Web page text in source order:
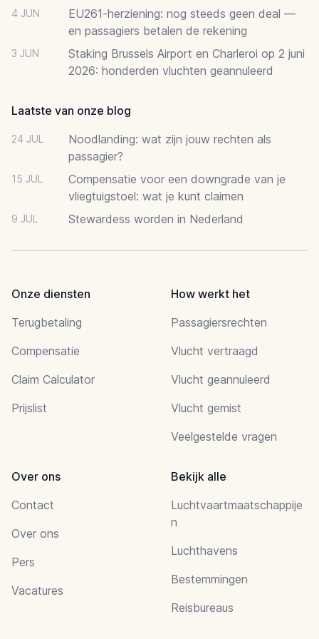
4 JUN
EU261-herziening: nog steeds geen deal —
en passagiers betalen de rekening
3 JUN
Staking Brussels Airport en Charleroi op 2 juni
2026: honderden vluchten geannuleerd
Laatste van onze blog
24 JUL
Noodlanding: wat zijn jouw rechten als
passagier?
15 JUL
Compensatie voor een downgrade van je
vliegtuigstoel: wat je kunt claimen
9 JUL Stewardess worden in Nederland
Onze diensten
Terugbetaling
Compensatie
Claim Calculator
Prijslist
How werkt het
Passagiersrechten
Vlucht vertraagd
Vlucht geannuleerd
Vlucht gemist
Veelgestelde vragen
Over ons
Contact
Over ons
Pers
Vacatures
Bekijk alle
Luchtvaartmaatschappije
n
Luchthavens
Bestemmingen
Reisbureaus